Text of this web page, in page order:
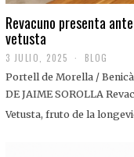
Revacuno presenta
vetusta
3 JULIO, 2025
J
U
I
BLOG
Portell de Morella /
DE JAIME SOROLLA
Vetusta, fruto de la